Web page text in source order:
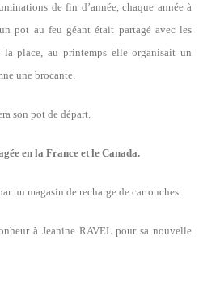
de fin d’année, chaque année à
pot au feu géant était partagé avec les
la place, au printemps elle organisait un
une brocante.
son pot de départ.
en la France et le Canada.
un magasin de recharge de cartouches.
à Jeanine RAVEL pour sa nouvelle